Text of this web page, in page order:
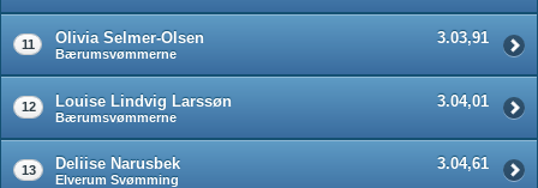
11 Olivia Selmer-Olsen
Bærumsvømmerne
3.03,91
12 Louise Lindvig Larssøn
Bærumsvømmerne
3.04,01
13 Deliise Narusbek
Elverum Svømming
3.04,61